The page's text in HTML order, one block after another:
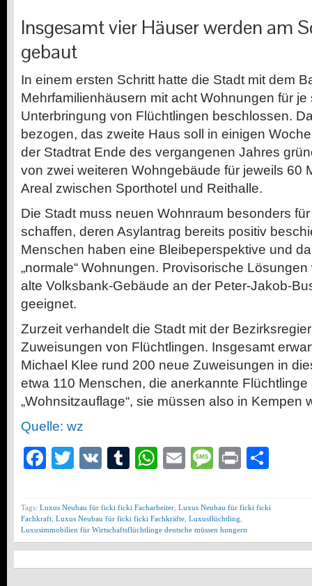
Insgesamt vier Häuser werden am
gebaut
In einem ersten Schritt hatte die Stadt mit dem
Mehrfamilienhäusern mit acht Wohnungen für
Unterbringung von Flüchtlingen beschlossen.
bezogen, das zweite Haus soll in einigen
der Stadtrat Ende des vergangenen Jahres
von zwei weiteren Wohngebäude für jeweils 60
Areal zwischen Sporthotel und Reithalle.
Die Stadt muss neuen Wohnraum besonders
schaffen, deren Asylantrag bereits positiv
Menschen haben eine Bleibeperspektive und
„normale“ Wohnungen. Provisorische
alte Volksbank-Gebäude an der Peter-Jakob-
geeignet.
Zurzeit verhandelt die Stadt mit der
Zuweisungen von Flüchtlingen. Insgesamt
Michael Klee rund 200 neue Zuweisungen in
etwa 110 Menschen, die anerkannte Flüchtlinge
„Wohnsitzauflage“, sie müssen also in Kempen
Quelle: wz
Facebook
Twitter
VK Tumblr
WhatsApp
EmailMessage
Print
Tags: Luxus Neubau für ficki ficki Facharbeiter Luxus Neubau für ficki ficki
Fachkraft Luxus Neubau für ficki ficki Fachkräfte Luxusflüchtling
Luxusimmobilien für Wirtschaftsflüchtlinge deutsche müssen hungern